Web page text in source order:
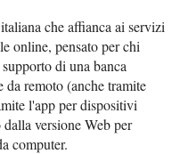
che affianca ai servizi
online, pensato per chi
di una banca
da remoto (anche tramite
l'app per dispositivi
versione Web per
computer.